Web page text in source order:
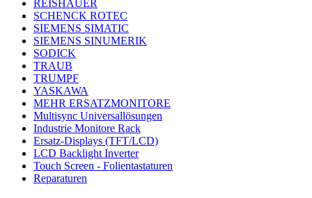
REISHAUER
SCHENCK ROTEC
SIEMENS SIMATIC
SIEMENS SINUMERIK
SODICK
TRAUB
TRUMPF
YASKAWA
MEHR ERSATZMONITORE
Multisync Universallösungen
Industrie Monitore Rack
Ersatz-Displays (TFT/LCD)
LCD Backlight Inverter
Touch Screen - Folientastaturen
Reparaturen